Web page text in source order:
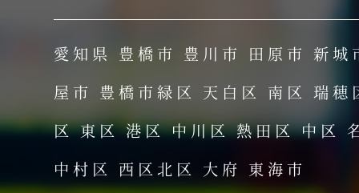
愛知県 豊橋市 豊川市 田原市 新城
屋市 豊橋市緑区 天白区 南区 瑞穂
区 東区 港区 中川区 熱田区 中区
中村区 西区北区 大府 東海市